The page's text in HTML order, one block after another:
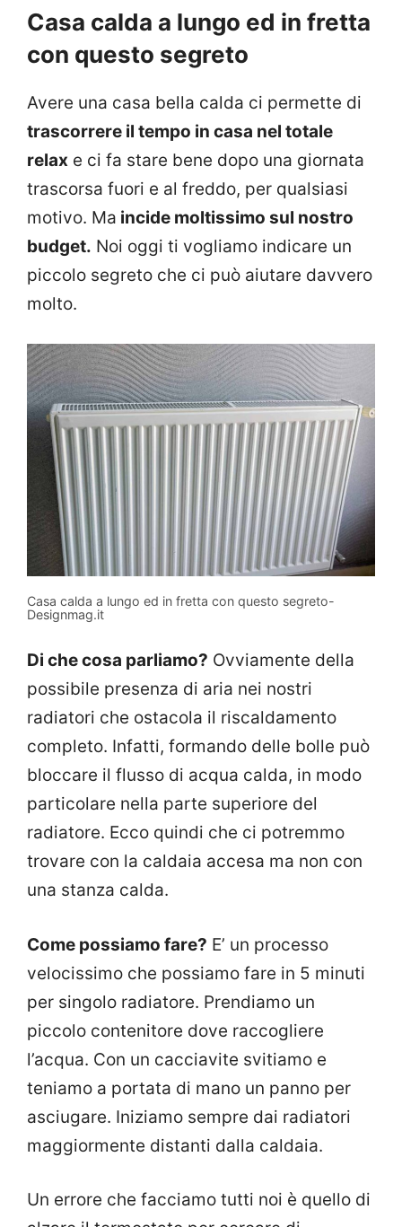
Casa calda a lungo ed in fretta
con questo segreto
Avere una casa bella calda ci permette di
trascorrere il tempo in casa nel totale
relax e ci fa stare bene dopo una giornata
trascorsa fuori e al freddo, per qualsiasi
motivo. Ma incide moltissimo sul nostro
budget. Noi oggi ti vogliamo indicare un
piccolo segreto che ci può aiutare davvero
molto.
Casa calda a lungo ed in fretta con questo segreto-
Designmag.it
Di che cosa parliamo? Ovviamente della
possibile presenza di aria nei nostri
radiatori che ostacola il riscaldamento
completo. Infatti, formando delle bolle può
bloccare il flusso di acqua calda, in modo
particolare nella parte superiore del
radiatore. Ecco quindi che ci potremmo
trovare con la caldaia accesa ma non con
una stanza calda.
Come possiamo fare? E’ un processo
velocissimo che possiamo fare in 5 minuti
per singolo radiatore. Prendiamo un
piccolo contenitore dove raccogliere
l’acqua. Con un cacciavite svitiamo e
teniamo a portata di mano un panno per
asciugare. Iniziamo sempre dai radiatori
maggiormente distanti dalla caldaia.
Un errore che facciamo tutti noi è quello di